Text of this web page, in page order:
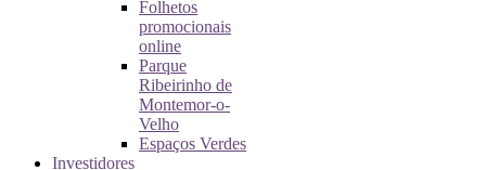
Folhetos
promocionais
online
Parque
Ribeirinho de
Montemor-o-
Velho
Espaços Verdes
Investidores